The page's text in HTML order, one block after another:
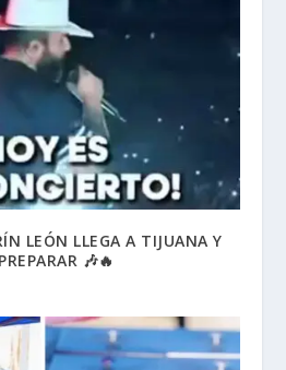
LEÓN LLEGA A TIJUANA Y
🎶🔥